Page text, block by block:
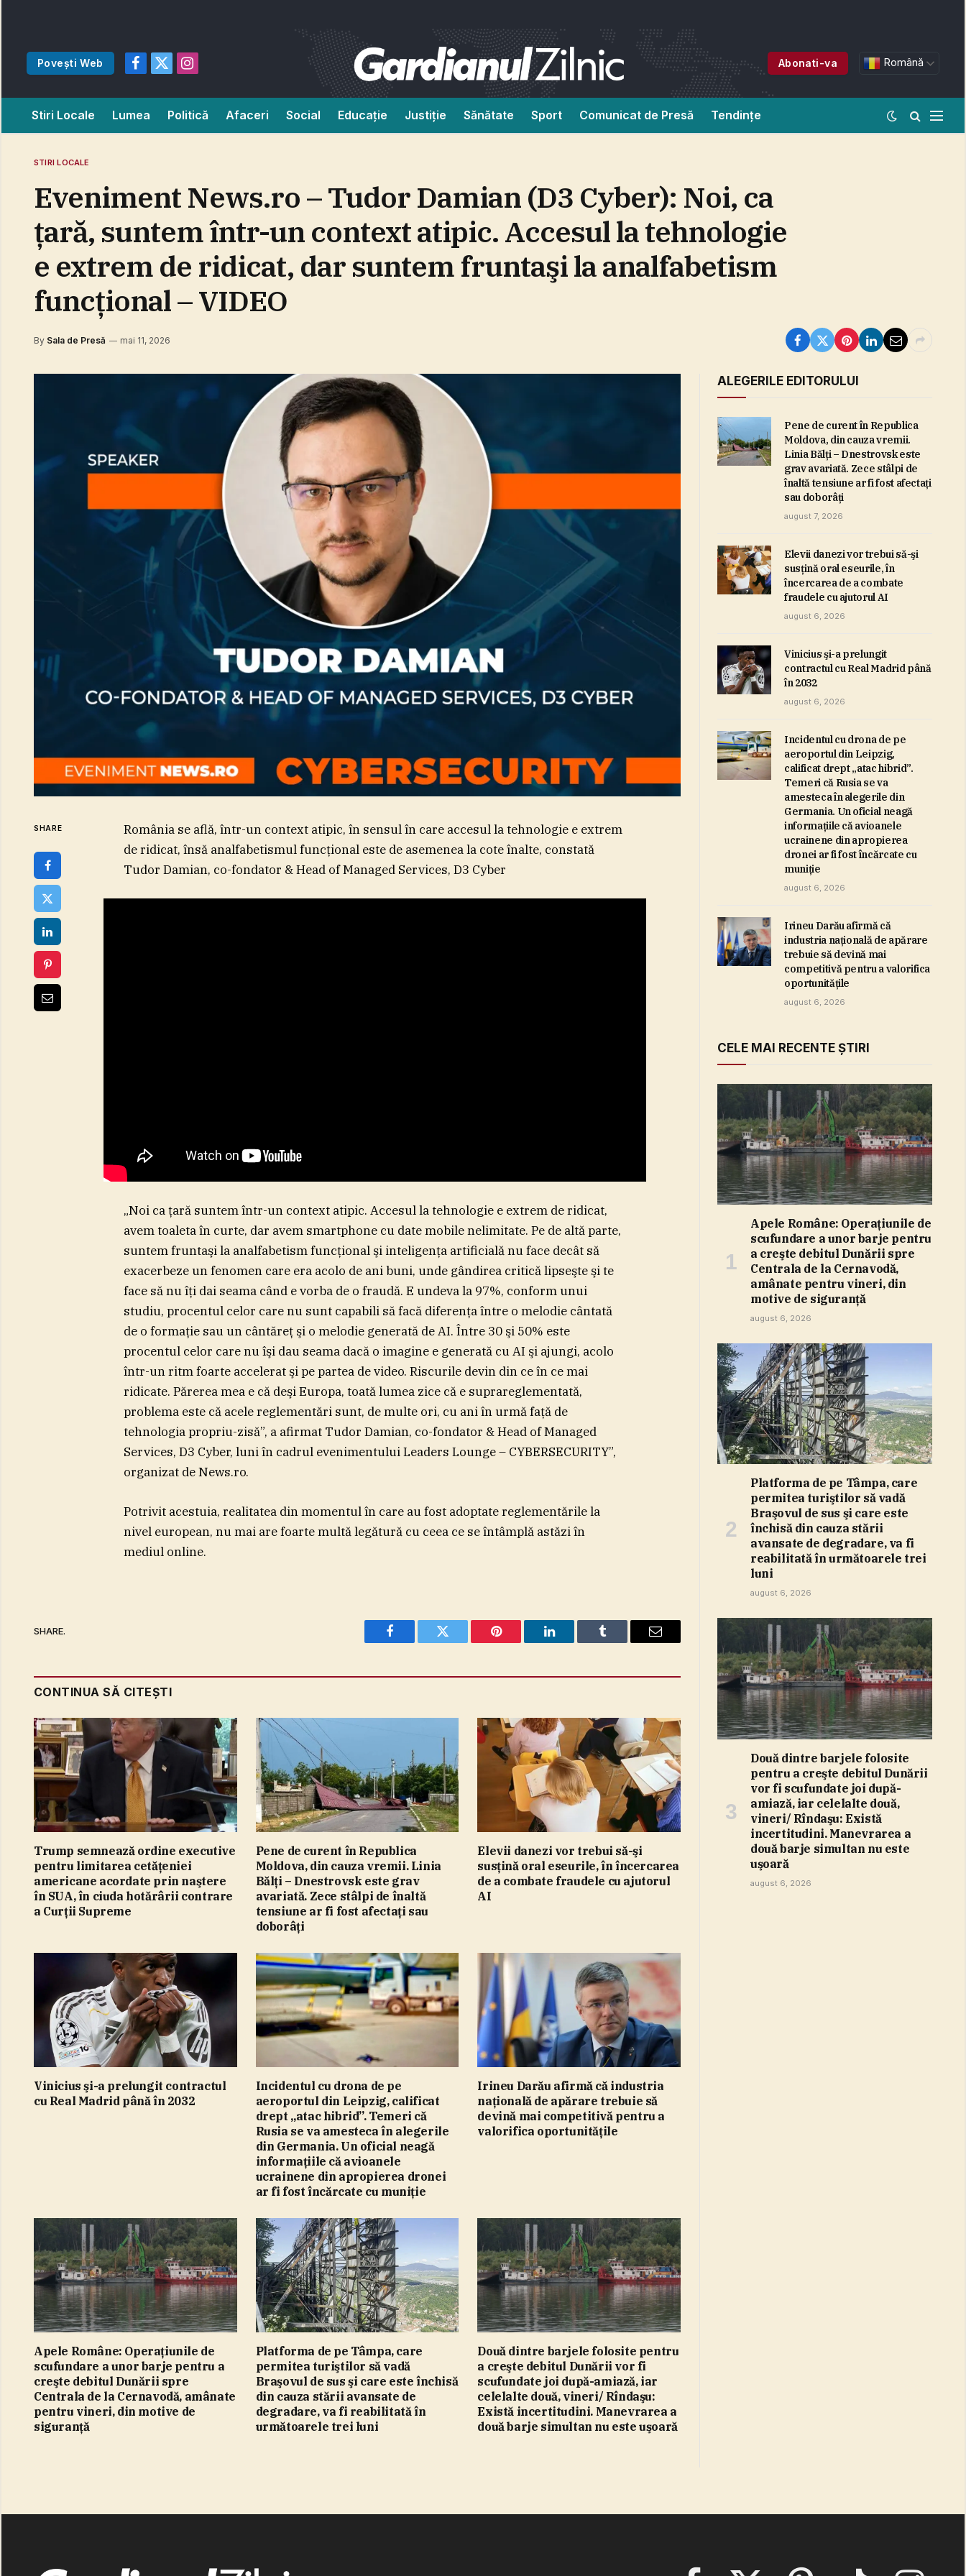
Povești Web
Facebook
X
Instagram
Abonati-va Română
Stiri Locale Lumea Politică Afaceri Social Educație Justiție Sănătate Sport Comunicat de Presă Tendințe
STIRI LOCALE
Eveniment News.ro – Tudor Damian (D3 Cyber): Noi, ca
ţară, suntem într-un context atipic. Accesul la tehnologie
e extrem de ridicat, dar suntem fruntaşi la analfabetism
funcţional – VIDEO
By Sala de Presă mai 11, 2026
SHARE
România se află, într-un context atipic, în sensul în care accesul la tehnologie e extrem
de ridicat, însă analfabetismul funcţional este de asemenea la cote înalte, constată
Tudor Damian, co-fondator & Head of Managed Services, D3 Cyber
„Noi ca ţară suntem într-un context atipic. Accesul la tehnologie e extrem de ridicat,
avem toaleta în curte, dar avem smartphone cu date mobile nelimitate. Pe de altă parte,
suntem fruntaşi la analfabetism funcţional şi inteligenţa artificială nu face decât să
exacerbeze un fenomen care era acolo de ani buni, unde gândirea critică lipseşte şi te
face să nu îţi dai seama când e vorba de o fraudă. E undeva la 97%, conform unui
studiu, procentul celor care nu sunt capabili să facă diferenţa între o melodie cântată
de o formaţie sau un cântăreţ şi o melodie generată de AI. Între 30 şi 50% este
procentul celor care nu îşi dau seama dacă o imagine e generată cu AI şi ajungi, acolo
într-un ritm foarte accelerat şi pe partea de video. Riscurile devin din ce în ce mai
ridicate. Părerea mea e că deşi Europa, toată lumea zice că e suprareglementată,
problema este că acele reglementări sunt, de multe ori, cu ani în urmă faţă de
tehnologia propriu-zisă”, a afirmat Tudor Damian, co-fondator & Head of Managed
Services, D3 Cyber, luni în cadrul evenimentului Leaders Lounge – CYBERSECURITY”,
organizat de News.ro.
Potrivit acestuia, realitatea din momentul în care au fost adoptate reglementările la
nivel european, nu mai are foarte multă legătură cu ceea ce se întâmplă astăzi în
mediul online.
SHARE.
Facebook Twitter Pinterest LinkedIn Tumblr Email
CONTINUA SĂ CITEȘTI
Trump semnează ordine executive
pentru limitarea cetăţeniei
americane acordate prin naştere
în SUA, în ciuda hotărârii contrare
a Curţii Supreme
Pene de curent în Republica
Moldova, din cauza vremii. Linia
Bălţi – Dnestrovsk este grav
avariată. Zece stâlpi de înaltă
tensiune ar fi fost afectaţi sau
doborâţi
Elevii danezi vor trebui să-şi
susţină oral eseurile, în încercarea
de a combate fraudele cu ajutorul
AI
Vinicius şi-a prelungit contractul
cu Real Madrid până în 2032
Incidentul cu drona de pe
aeroportul din Leipzig, calificat
drept „atac hibrid”. Temeri că
Rusia se va amesteca în alegerile
din Germania. Un oficial neagă
informaţiile că avioanele
ucrainene din apropierea dronei
ar fi fost încărcate cu muniţie
Irineu Darău afirmă că industria
naţională de apărare trebuie să
devină mai competitivă pentru a
valorifica oportunităţile
Apele Române: Operaţiunile de
scufundare a unor barje pentru a
creşte debitul Dunării spre
Centrala de la Cernavodă, amânate
pentru vineri, din motive de
siguranţă
Platforma de pe Tâmpa, care
permitea turiştilor să vadă
Braşovul de sus şi care este închisă
din cauza stării avansate de
degradare, va fi reabilitată în
următoarele trei luni
Două dintre barjele folosite pentru
a creşte debitul Dunării vor fi
scufundate joi după-amiază, iar
celelalte două, vineri/ Rîndaşu:
Există incertitudini. Manevrarea a
două barje simultan nu este uşoară
ALEGERILE EDITORULUI
Pene de curent în Republica
Moldova, din cauza vremii.
Linia Bălţi – Dnestrovsk este
grav avariată. Zece stâlpi de
înaltă tensiune ar fi fost afectaţi
sau doborâţi
august 7, 2026
Elevii danezi vor trebui să-şi
susţină oral eseurile, în
încercarea de a combate
fraudele cu ajutorul AI
august 6, 2026
Vinicius şi-a prelungit
contractul cu Real Madrid până
în 2032
august 6, 2026
Incidentul cu drona de pe
aeroportul din Leipzig,
calificat drept „atac hibrid”.
Temeri că Rusia se va
amesteca în alegerile din
Germania. Un oficial neagă
informaţiile că avioanele
ucrainene din apropierea
dronei ar fi fost încărcate cu
muniţie
august 6, 2026
Irineu Darău afirmă că
industria naţională de apărare
trebuie să devină mai
competitivă pentru a valorifica
oportunităţile
august 6, 2026
CELE MAI RECENTE ȘTIRI
Apele Române: Operaţiunile de
scufundare a unor barje pentru
a creşte debitul Dunării spre
Centrala de la Cernavodă,
amânate pentru vineri, din
motive de siguranţă
august 6, 2026
Platforma de pe Tâmpa, care
permitea turiştilor să vadă
Braşovul de sus şi care este
închisă din cauza stării
avansate de degradare, va fi
reabilitată în următoarele trei
luni
august 6, 2026
Două dintre barjele folosite
pentru a creşte debitul Dunării
vor fi scufundate joi după-
amiază, iar celelalte două,
vineri/ Rîndaşu: Există
incertitudini. Manevrarea a
două barje simultan nu este
uşoară
august 6, 2026